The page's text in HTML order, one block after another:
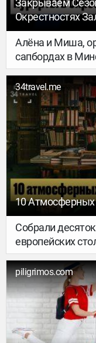
Закрываем
Окрестностях
Алёна и Миша,
сапбордах в
отправляются
прошлом году
девять
Швейцарии. В
неделю в
сколько им это
остались,
34travel.me
10
Собрали
европейских
бери кофе с
уголке, чтобы
piligrimos.com